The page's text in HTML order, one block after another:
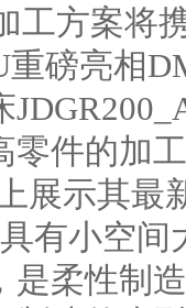
工方案
重磅亮相
零件的加
展示其最
有小空
是柔性制